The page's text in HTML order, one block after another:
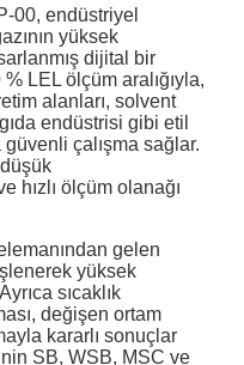
00, endüstriyel
yüksek
dijital bir
LEL ölçüm aralığıyla,
alanları, solvent
endüstrisi gibi etil
çalışma sağlar.
hızlı ölçüm olanağı
gelen
yüksek
sıcaklık
değişen ortam
kararlı sonuçlar
SB, WSB, MSC ve